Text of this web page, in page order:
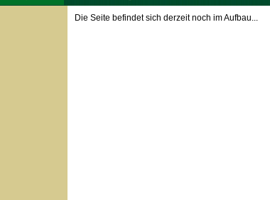
Die Seite befindet sich derzeit noch im Aufbau...